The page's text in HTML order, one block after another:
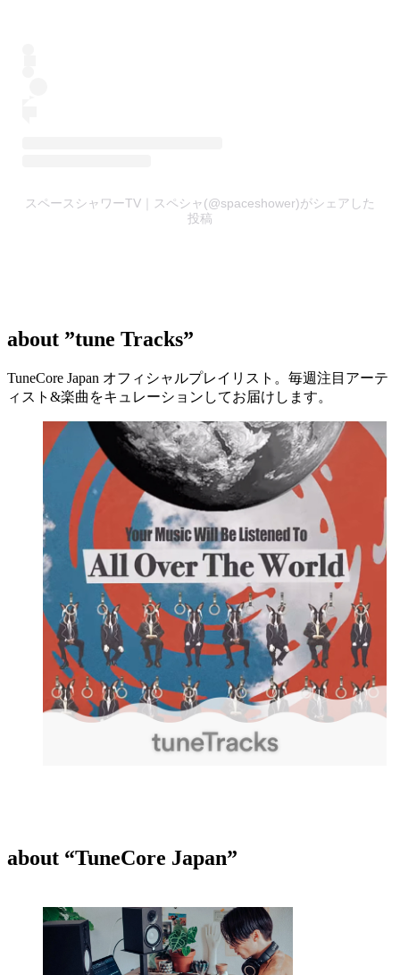
スペースシャワーTV｜スペシャ(@spaceshower)がシェアした
投稿
about ”tune Tracks”
TuneCore Japan オフィシャルプレイリスト。毎週注目アーテ
ィスト&楽曲をキュレーションしてお届けします。
about “TuneCore Japan”